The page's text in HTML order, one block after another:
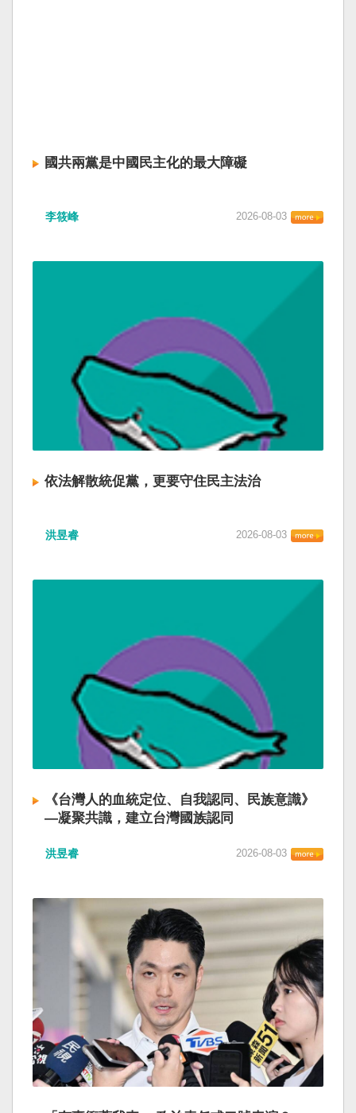
國共兩黨是中國民主化的最大障礙
李筱峰 2026-08-03
依法解散統促黨，更要守住民主法治
洪昱睿 2026-08-03
《台灣人的血統定位、自我認同、民族意識》
—凝聚共識，建立台灣國族認同
洪昱睿 2026-08-03